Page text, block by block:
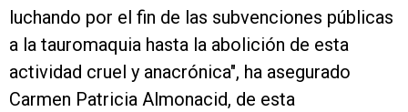
luchando por el fin de las subvenciones públicas
a la tauromaquia hasta la abolición de esta
actividad cruel y anacrónica", ha asegurado
Carmen Patricia Almonacid, de esta